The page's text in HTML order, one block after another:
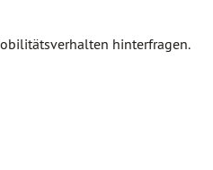
hinterfragen.